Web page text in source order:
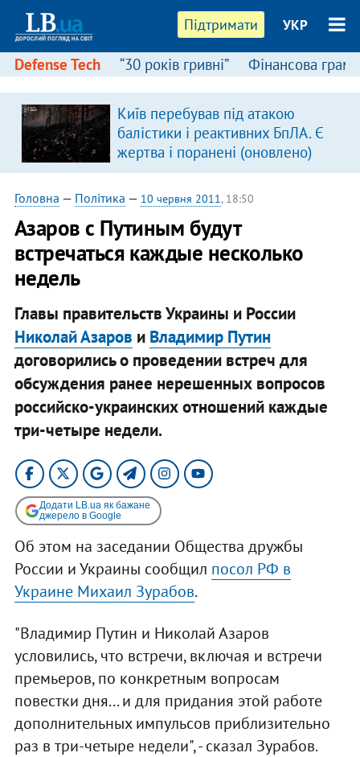
Підтримати УКР
Defense Tech “30 років гривні” Фінансова
Київ перебував під атакою
балістики і реактивних БпЛА. Є
жертва і поранені (оновлено)
Головна — Політика — 10 червня 2011, 18:50
Азаров с Путиным будут
встречаться каждые несколько
недель
Главы правительств Украины и России
Николай Азаров и Владимир Путин
договорились о проведении встреч для
обсуждения ранее нерешенных вопросов
российско-украинских отношений каждые
три-четыре недели.
Додати LB.ua як бажане
джерело в Google
Об этом на заседании Общества дружбы
России и Украины сообщил посол РФ в
Украине Михаил Зурабов.
"Владимир Путин и Николай Азаров
условились, что встречи, включая и встречи
премьеров, по конкретным вопросам
повестки дня... и для придания этой работе
дополнительных импульсов приблизительно
раз в три-четыре недели", - сказал Зурабов.